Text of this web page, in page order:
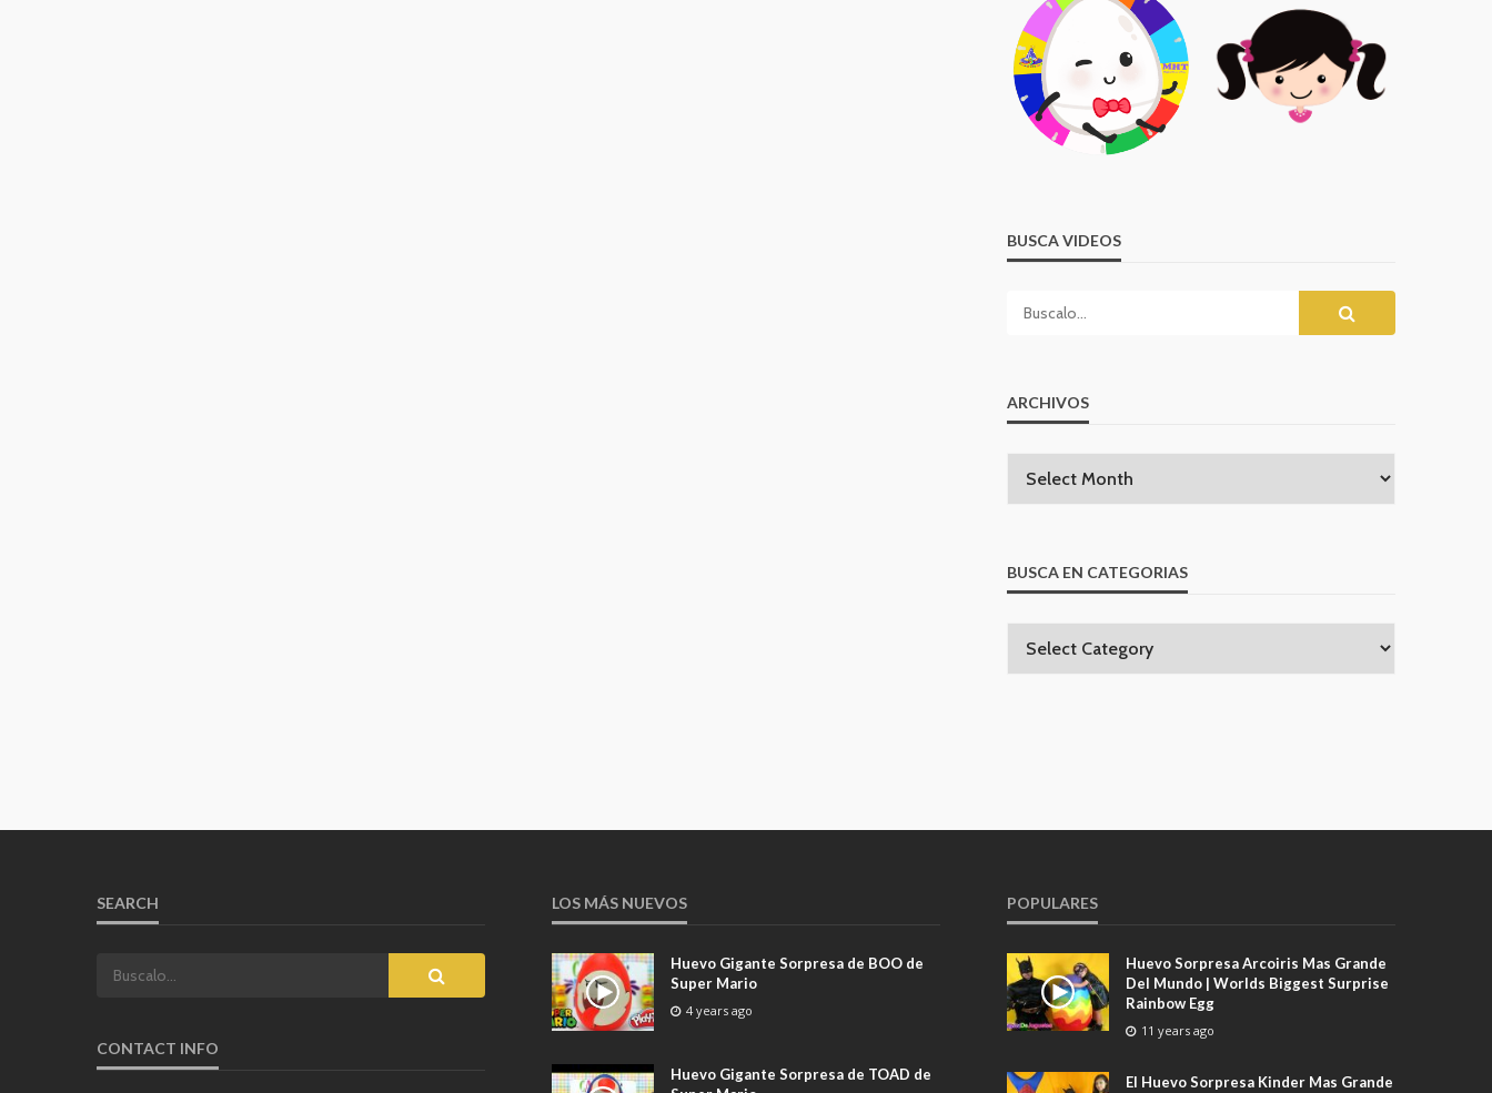
BUSCA VIDEOS
ARCHIVOS
BUSCA EN CATEGORIAS
SEARCH
CONTACT INFO
LOS MÁS NUEVOS
Huevo Gigante Sorpresa de BOO de
Super Mario
4 years ago
Huevo Gigante Sorpresa de TOAD de
POPULARES
Huevo Sorpresa Arcoiris Mas Grande
Del Mundo | Worlds Biggest Surprise
Rainbow Egg
11 years ago
El Huevo Sorpresa Kinder Mas Grande